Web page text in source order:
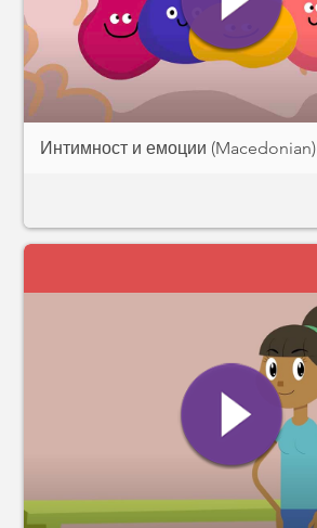
Интимност и емоции (Macedonian)